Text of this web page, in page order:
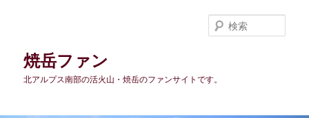
焼岳ファン
北アルプス南部の活火山・焼岳のファンサイトです。
索